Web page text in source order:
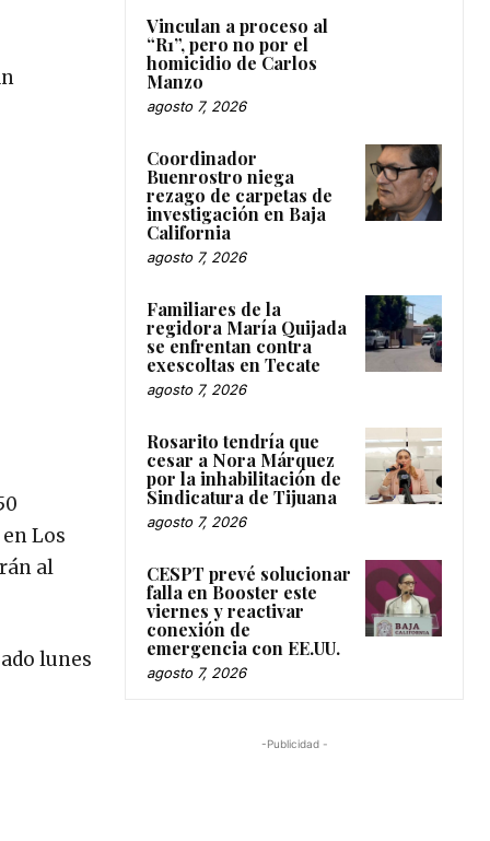
Los
al
lunes
Vinculan a proceso al
“R1”, pero no por el
homicidio de Carlos
Manzo
agosto 7, 2026
Coordinador
Buenrostro niega
rezago de carpetas de
investigación en Baja
California
agosto 7, 2026
Familiares de la
regidora María Quijada
se enfrentan contra
exescoltas en Tecate
agosto 7, 2026
Rosarito tendría que
cesar a Nora Márquez
por la inhabilitación de
Sindicatura de Tijuana
agosto 7, 2026
CESPT prevé solucionar
falla en Booster este
viernes y reactivar
conexión de
emergencia con EE.UU.
agosto 7, 2026
-Publicidad -